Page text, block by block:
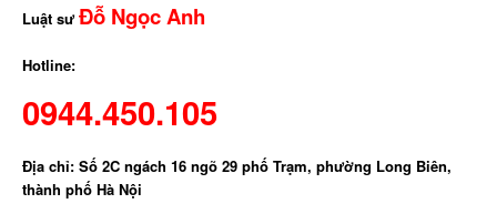
Luật sưĐỗ Ngọc Anh
Hotline:
0944.450.105
Địa chỉ: Số 2C ngách 16 ngõ 29 phố Trạm, phường Long Biên,
thành phố Hà Nội